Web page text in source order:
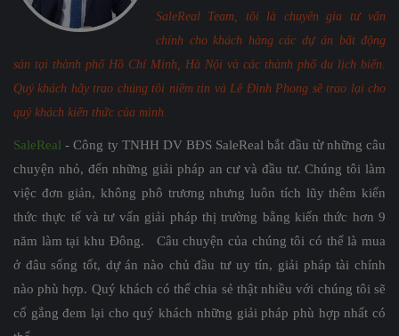
SaleReal Team, tôi là chuyên gia tư vấn
chính cho khách hàng các dự án bất động
sản tại thành phố Hồ Chí Minh, Hà Nội và các thành phố du lịch biển.
Quý khách hãy trao chúng tôi niềm tin và Lê Đình Phong sẽ trao lại cho
quý khách kiến thức của mình.
SaleReal - Công ty TNHH DV BĐS SaleReal bắt đầu từ những câu
chuyện nhỏ, đến những giải pháp an cư và đầu tư. Chúng tôi làm
việc đơn giản, không phô trương nhưng luôn tích lũy thêm kiến
thức thực tế và tư vấn giải pháp thị trường bằng kiến thức hơn 9
năm làm tại khu Đông. Câu chuyện của chúng tôi có thể là mua
ở đâu sống tốt, dự án nào chủ đầu tư uy tín, giải pháp tài chính
nào phù hợp. Quý khách có thể chia sẻ thật nhiều với chúng tôi sẽ
cố gắng đem lại cho quý khách những giải pháp phù hợp nhất có